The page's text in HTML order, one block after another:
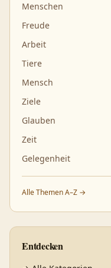
Menschen
Freude
Arbeit
Tiere
Mensch
Ziele
Glauben
Zeit
Gelegenheit
Alle Themen A–Z →
Entdecken